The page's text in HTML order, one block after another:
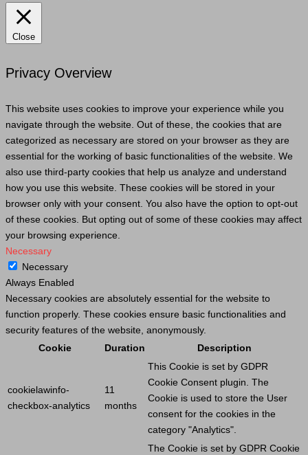
Close
Privacy Overview
This website uses cookies to improve your experience while you
navigate through the website. Out of these, the cookies that are
categorized as necessary are stored on your browser as they are
essential for the working of basic functionalities of the website. We
also use third-party cookies that help us analyze and understand
how you use this website. These cookies will be stored in your
browser only with your consent. You also have the option to opt-out
of these cookies. But opting out of some of these cookies may affect
your browsing experience.
Necessary
Necessary
Always Enabled
Necessary cookies are absolutely essential for the website to
function properly. These cookies ensure basic functionalities and
security features of the website, anonymously.
Cookie
Duration Description
cookielawinfo-
checkbox-analytics
11
months
This Cookie is set by GDPR
Cookie Consent plugin. The
Cookie is used to store the User
consent for the cookies in the
category "Analytics".
The Cookie is set by GDPR Cookie